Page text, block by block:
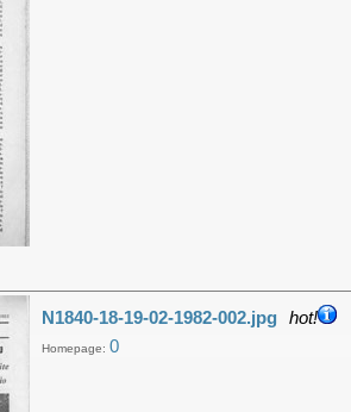
N1840-18-19-02-1982-002.jpg hot!
Homepage: 0